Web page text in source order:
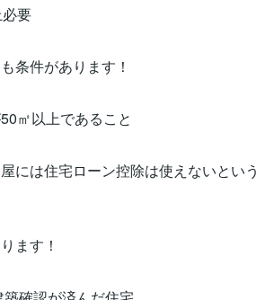
要
条件があります！
㎡以上であること
には住宅ローン控除は使えないという
ます！